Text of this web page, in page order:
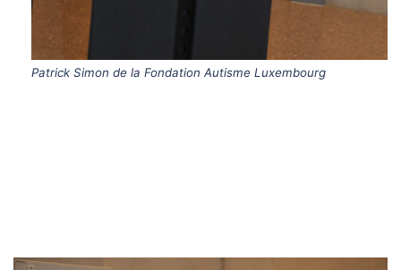
Patrick Simon de la Fondation Autisme Luxembourg